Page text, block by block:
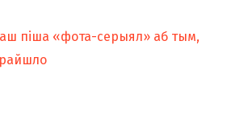
піша «фота-серыял» аб тым,